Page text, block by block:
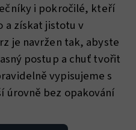
i pokročilé, kteří
získat jistotu v
je navržen tak, abyste
postup a chuť tvořit
vypisujeme s
úrovně bez opakování